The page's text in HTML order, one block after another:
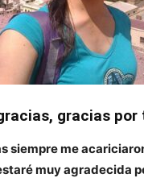
gracias por
siempre me
muy agradecida